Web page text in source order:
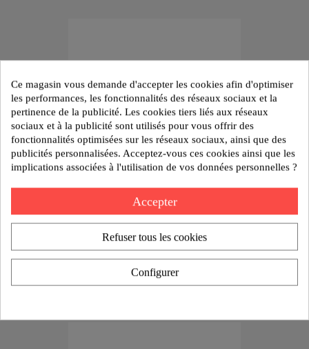
Tirette ISO7388/2 A étanche
Ce magasin vous demande d'accepter les cookies afin d'optimiser
les performances, les fonctionnalités des réseaux sociaux et la
pertinence de la publicité. Les cookies tiers liés aux réseaux
sociaux et à la publicité sont utilisés pour vous offrir des
fonctionnalités optimisées sur les réseaux sociaux, ainsi que des
publicités personnalisées. Acceptez-vous ces cookies ainsi que les
implications associées à l'utilisation de vos données personnelles ?
Accepter
Refuser tous les cookies
Configurer